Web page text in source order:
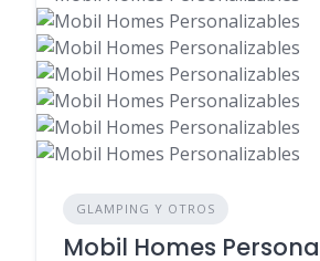
GLAMPING Y OTROS
Mobil Homes